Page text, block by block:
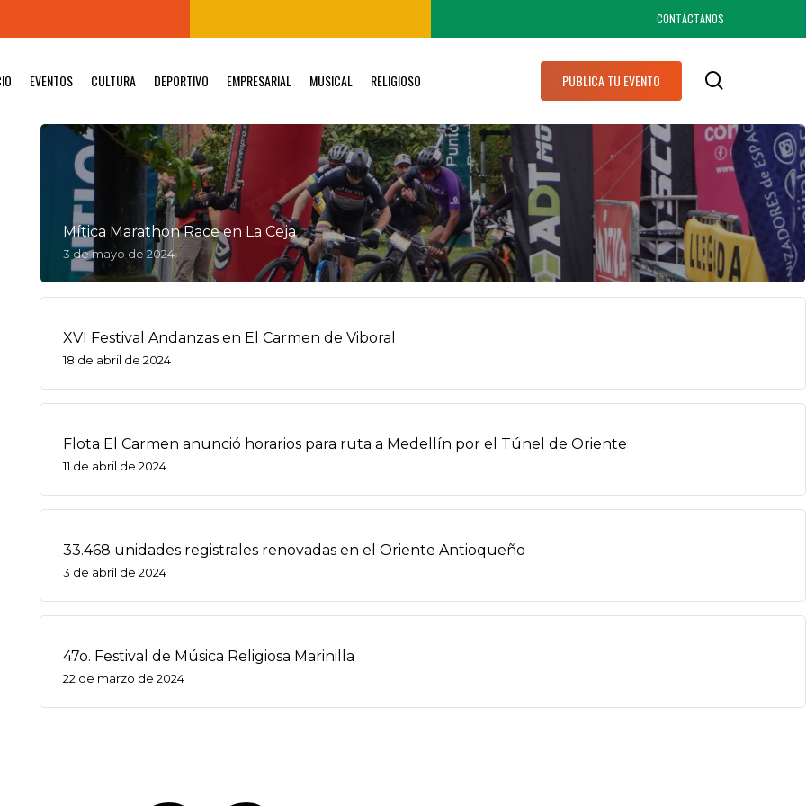
CONTÁCTANOS
EVENTOS CULTURA DEPORTIVO EMPRESARIAL MUSICAL RELIGIOSO PUBLICA TU EVENTO
Mítica Marathon Race en La Ceja
3 de mayo de 2024
XVI Festival Andanzas en El Carmen de Viboral
18 de abril de 2024
Flota El Carmen anunció horarios para ruta a Medellín por el Túnel de Oriente
11 de abril de 2024
33.468 unidades registrales renovadas en el Oriente Antioqueño
3 de abril de 2024
47o. Festival de Música Religiosa Marinilla
22 de marzo de 2024